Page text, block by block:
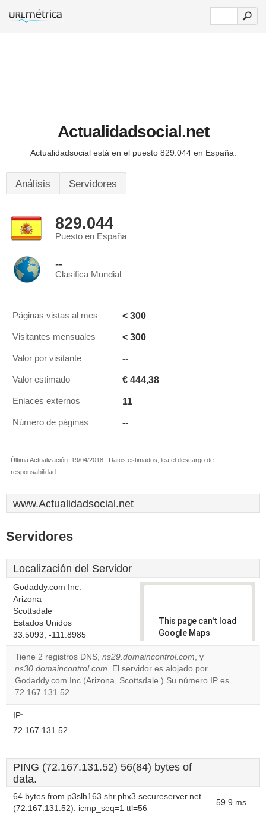
Actualidadsocial.net
Actualidadsocial está en el puesto 829.044 en España.
Análisis Servidores
829.044
Puesto en España
--
Clasifica Mundial
Páginas vistas al mes < 300
Visitantes mensuales < 300
Valor por visitante --
Valor estimado € 444,38
Enlaces externos 11
Número de páginas --
Última Actualización: 19/04/2018 . Datos estimados, lea el descargo de
responsabilidad.
www.Actualidadsocial.net
Servidores
Localización del Servidor
Godaddy.com Inc.
Arizona
Scottsdale
Estados Unidos
33.5093, -111.8985
This page can't load
Google Maps
correctly.
Do you
own this
OK
Tiene 2 registros DNS, ns29.domaincontrol.com, y
ns30.domaincontrol.com. El servidor es alojado por
Godaddy.com Inc (Arizona, Scottsdale.) Su número IP es
72.167.131.52.
IP:
72.167.131.52
PING (72.167.131.52) 56(84) bytes of
data.
64 bytes from p3slh163.shr.phx3.secureserver.net
(72.167.131.52): icmp_seq=1 ttl=56
59.9 ms